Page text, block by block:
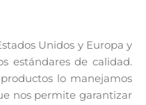
Unidos y Europa y
estándares de calidad.
lo manejamos
nos permite garantizar